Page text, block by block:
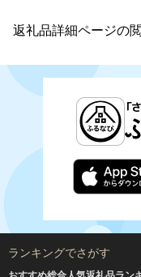
返礼品詳細ページの
ランキングでさがす